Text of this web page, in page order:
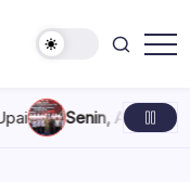
Senin, Agustus 10, 2026